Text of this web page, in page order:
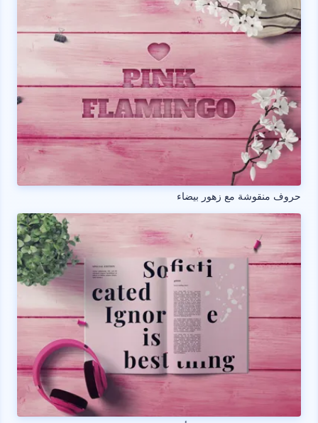
حروف منقوشة مع زهور بيضاء